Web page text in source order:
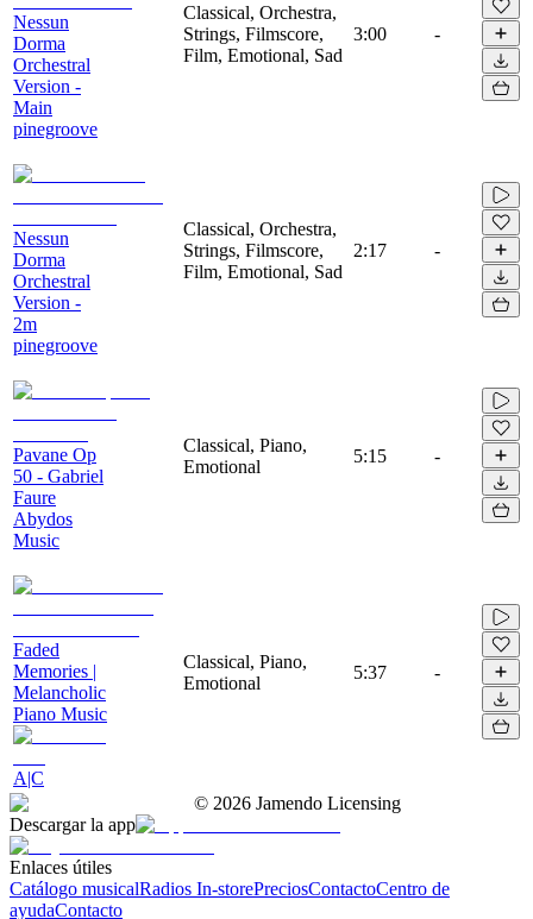
Nessun
Dorma
Orchestral
Version -
Main
pinegroove
Classical, Orchestra,
Strings, Filmscore,
Film, Emotional, Sad
3:00 -
Nessun
Dorma
Orchestral
Version -
2m
pinegroove
Classical, Orchestra,
Strings, Filmscore,
Film, Emotional, Sad
2:17 -
Pavane Op
50 - Gabriel
Faure
Abydos
Music
Classical, Piano,
Emotional
5:15 -
Faded
Memories |
Melancholic
Piano Music
A|C
Classical, Piano,
Emotional
5:37 -
© 2026 Jamendo Licensing
Descargar la app
Enlaces útiles
Catálogo musicalRadios In-storePreciosContactoCentro de
ayudaContacto